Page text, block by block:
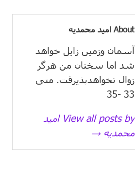
About امید محمدیه
آسمان وزمین زايل خواهد
شد اما سخنان من هرگز
زوال نخواهدپذیرفت. متی
33 -35
View all posts by امید
محمدیه →